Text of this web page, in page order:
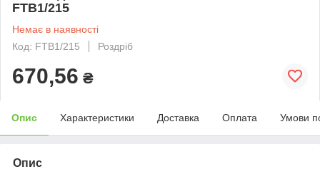
FTB1/215
Немає в наявності
Код: FTB1/215
Роздріб
670,56 ₴
Опис Характеристики Доставка Оплата Умови
Опис